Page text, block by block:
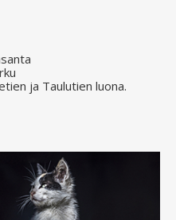
ja Taulutien luona.